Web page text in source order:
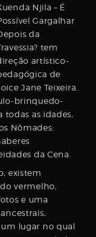
Njila – É
Gargalhar
da
tem
artístico-
de
Jane Teixeira.
brinquedo-
as idades,
Nômades:
da Cena.
existem
vermelho,
e uma
lugar no qual